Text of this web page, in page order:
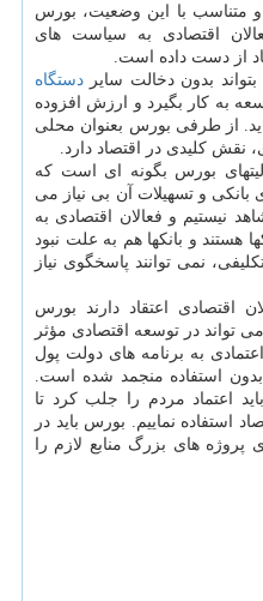
متناسب با این وضعیت، بورس
اقتصادی به سیاست های
از دست داده است.
بدون دخالت سایر دستگاه
به کار بگیرد و ارزش افزوده
از طرفی بورس بعنوان محلی
نقش کلیدی در اقتصاد دارد.
بورس بگونه ای است که
بانکی و تسهیلات آن بی نیاز می
نیستیم و فعالان اقتصادی به
هستند و بانکها هم به علت نبود
نمی توانند پاسخگوی نیاز
اقتصادی اعتقاد دارند بورس
تواند در توسعه اقتصادی مؤثر
به برنامه های دولت پول
استفاده منجمد شده است.
اعتماد مردم را جلب کرد تا
استفاده نماییم. بورس باید در
پروژه های بزرگ منابع لازم را